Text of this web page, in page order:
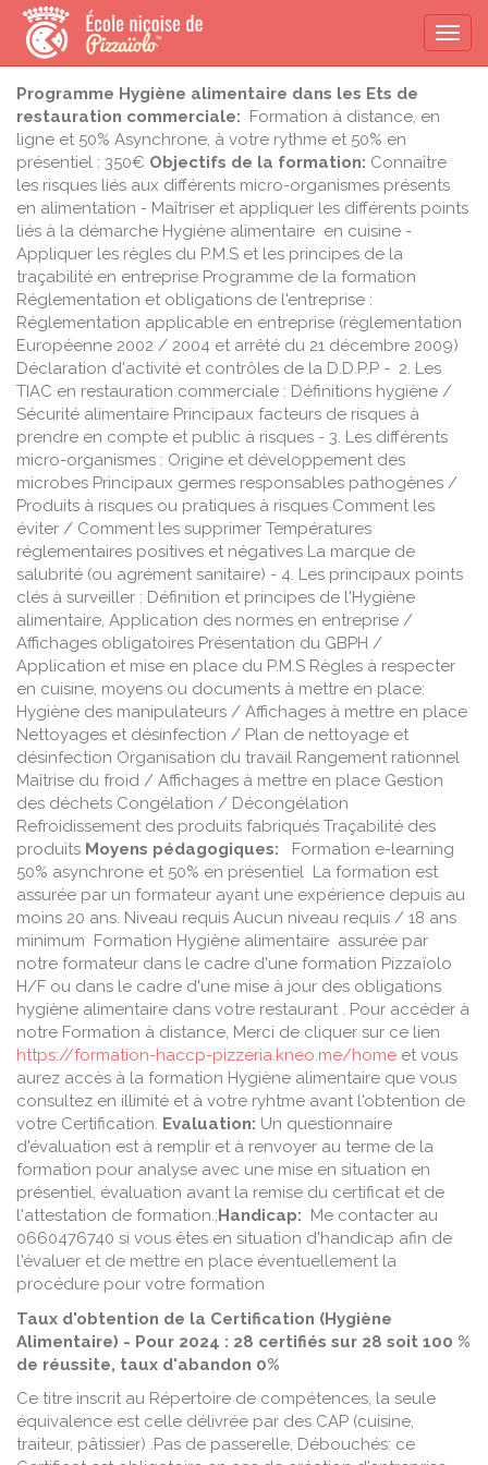
Programme Hygiène alimentaire dans les Ets de
restauration commerciale: Formation à distance, en
ligne et 50% Asynchrone, à votre rythme et 50% en
présentiel : 350€ Objectifs de la formation: Connaître
les risques liés aux différents micro-organismes présents
en alimentation - Maîtriser et appliquer les différents points
liés à la démarche Hygiène alimentaire en cuisine -
Appliquer les règles du P.M.S et les principes de la
traçabilité en entreprise Programme de la formation
Réglementation et obligations de l'entreprise :
Réglementation applicable en entreprise (réglementation
Européenne 2002 / 2004 et arrêté du 21 décembre 2009)
Déclaration d'activité et contrôles de la D.D.P.P - 2. Les
TIAC en restauration commerciale : Définitions hygiène /
Sécurité alimentaire Principaux facteurs de risques à
prendre en compte et public à risques - 3. Les différents
micro-organismes : Origine et développement des
microbes Principaux germes responsables pathogènes /
Produits à risques ou pratiques à risques Comment les
éviter / Comment les supprimer Températures
réglementaires positives et négatives La marque de
salubrité (ou agrément sanitaire) - 4. Les principaux points
clés à surveiller : Définition et principes de l'Hygiène
alimentaire, Application des normes en entreprise /
Affichages obligatoires Présentation du GBPH /
Application et mise en place du P.M.S Règles à respecter
en cuisine, moyens ou documents à mettre en place:
Hygiène des manipulateurs / Affichages à mettre en place
Nettoyages et désinfection / Plan de nettoyage et
désinfection Organisation du travail Rangement rationnel
Maîtrise du froid / Affichages à mettre en place Gestion
des déchets Congélation / Décongélation
Refroidissement des produits fabriqués Traçabilité des
produits Moyens pédagogiques: Formation e-learning
50% asynchrone et 50% en présentiel La formation est
assurée par un formateur ayant une expérience depuis au
moins 20 ans. Niveau requis Aucun niveau requis / 18 ans
minimum Formation Hygiène alimentaire assurée par
notre formateur dans le cadre d'une formation Pizzaïolo
H/F ou dans le cadre d'une mise à jour des obligations
hygiène alimentaire dans votre restaurant . Pour accéder à
notre Formation à distance, Merci de cliquer sur ce lien
https://formation-haccp-pizzeria.kneo.me/home et vous
aurez accès à la formation Hygiène alimentaire que vous
consultez en illimité et à votre ryhtme avant l'obtention de
votre Certification. Evaluation: Un questionnaire
d'évaluation est à remplir et à renvoyer au terme de la
formation pour analyse avec une mise en situation en
présentiel, évaluation avant la remise du certificat et de
l'attestation de formation.;Handicap: Me contacter au
0660476740 si vous êtes en situation d'handicap afin de
l'évaluer et de mettre en place éventuellement la
procédure pour votre formation
Taux d'obtention de la Certification (Hygiène
Alimentaire) - Pour 2024 : 28 certifiés sur 28 soit 100 %
de réussite, taux d'abandon 0%
Ce titre inscrit au Répertoire de compétences, la seule
équivalence est celle délivrée par des CAP (cuisine,
traiteur, pâtissier) .Pas de passerelle, Débouchés: ce